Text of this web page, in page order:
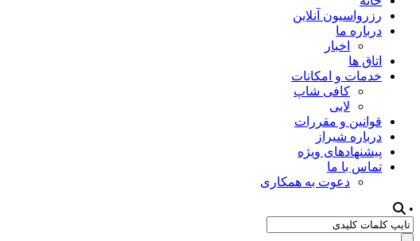
رزرواسیون آنلاین
درباره ما
اخبار
اتاق ها
خدمات و امکانات
کافی شاپ
لابی
قوانین و مقررات
درباره شیراز
پیشنهادهای ویژه
تماس با ما
دعوت به همکاری
•